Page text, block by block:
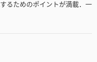
るためのポイントが満載．一